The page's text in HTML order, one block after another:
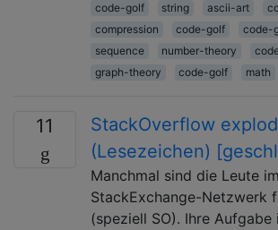
code-golf
string ascii-art
compression
code-golf code-
sequence
number-theory
graph-theory
code-golf math
11
StackOverflow
(Lesezeichen)
Manchmal sind die Leute im
StackExchange-Netzwerk
(speziell SO). Ihre Aufgabe